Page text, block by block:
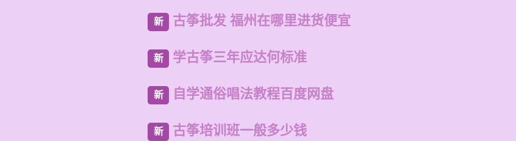
新 古筝批发 福州在哪里进货便宜
新 学古筝三年应达何标准
新 自学通俗唱法教程百度网盘
新 古筝培训班一般多少钱